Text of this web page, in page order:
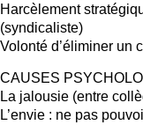
Harcèlement
(syndicaliste)
Volonté d’éliminer un
CAUSES
La jalousie (entre
L’envie : ne pas